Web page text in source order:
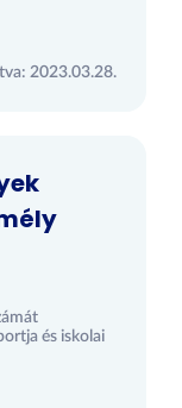
2023.03.28.
és iskolai